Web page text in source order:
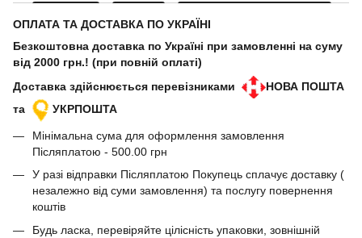
ОПЛАТА ТА ДОСТАВКА ПО УКРАЇНІ
Безкоштовна доставка по Україні при замовленні на суму
від 2000 грн.! (при повній оплаті)
Доставка здійснюється перевізниками
НОВА ПОШТА
та
УКРПОШТА
Мінімальна сума для оформлення замовлення
Післяплатою - 500.00 грн
У разі відправки Післяплатою Покупець сплачує доставку (
незалежно від суми замовлення) та послугу повернення
коштів
Будь ласка, перевіряйте цілісність упаковки, зовнішній